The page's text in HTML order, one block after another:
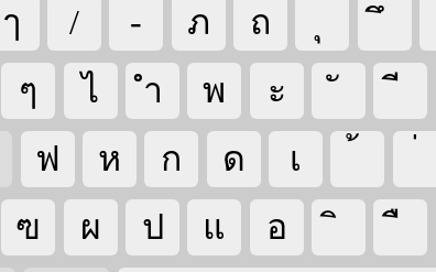
ๅ / - ภ ถ
ๆ ไ ำ พ ะ
ฟ ห ก ด เ
ฃ ผ ป แ อ